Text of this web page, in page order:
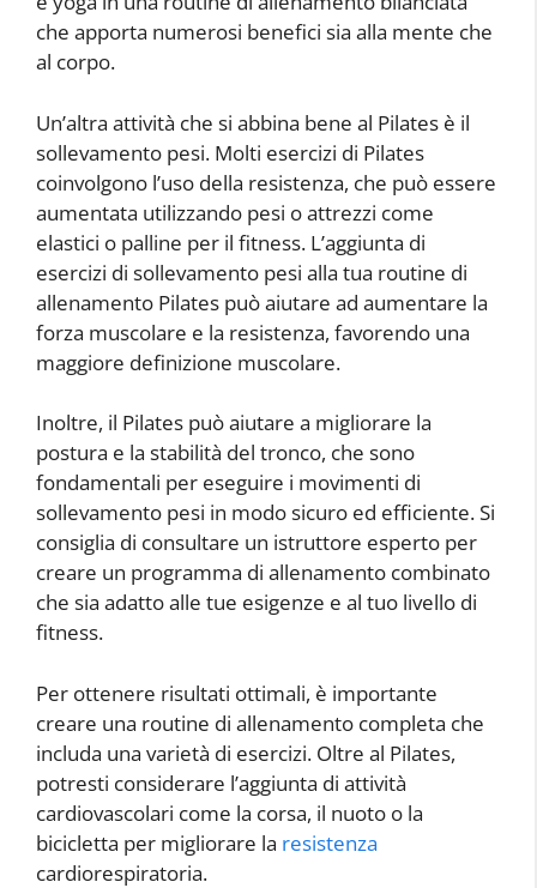
che apporta numerosi benefici sia alla mente che
al corpo.
Un’altra attività che si abbina bene al Pilates è il
sollevamento pesi. Molti esercizi di Pilates
coinvolgono l’uso della resistenza, che può essere
aumentata utilizzando pesi o attrezzi come
elastici o palline per il fitness. L’aggiunta di
esercizi di sollevamento pesi alla tua routine di
allenamento Pilates può aiutare ad aumentare la
forza muscolare e la resistenza, favorendo una
maggiore definizione muscolare.
Inoltre, il Pilates può aiutare a migliorare la
postura e la stabilità del tronco, che sono
fondamentali per eseguire i movimenti di
sollevamento pesi in modo sicuro ed efficiente. Si
consiglia di consultare un istruttore esperto per
creare un programma di allenamento combinato
che sia adatto alle tue esigenze e al tuo livello di
fitness.
Per ottenere risultati ottimali, è importante
creare una routine di allenamento completa che
includa una varietà di esercizi. Oltre al Pilates,
potresti considerare l’aggiunta di attività
cardiovascolari come la corsa, il nuoto o la
bicicletta per migliorare la resistenza
cardiorespiratoria.